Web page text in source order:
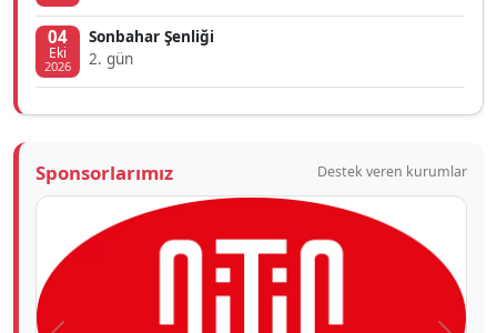
04
Eki
2026
Sonbahar Şenliği
2. gün
Sponsorlarımız Destek veren kurumlar